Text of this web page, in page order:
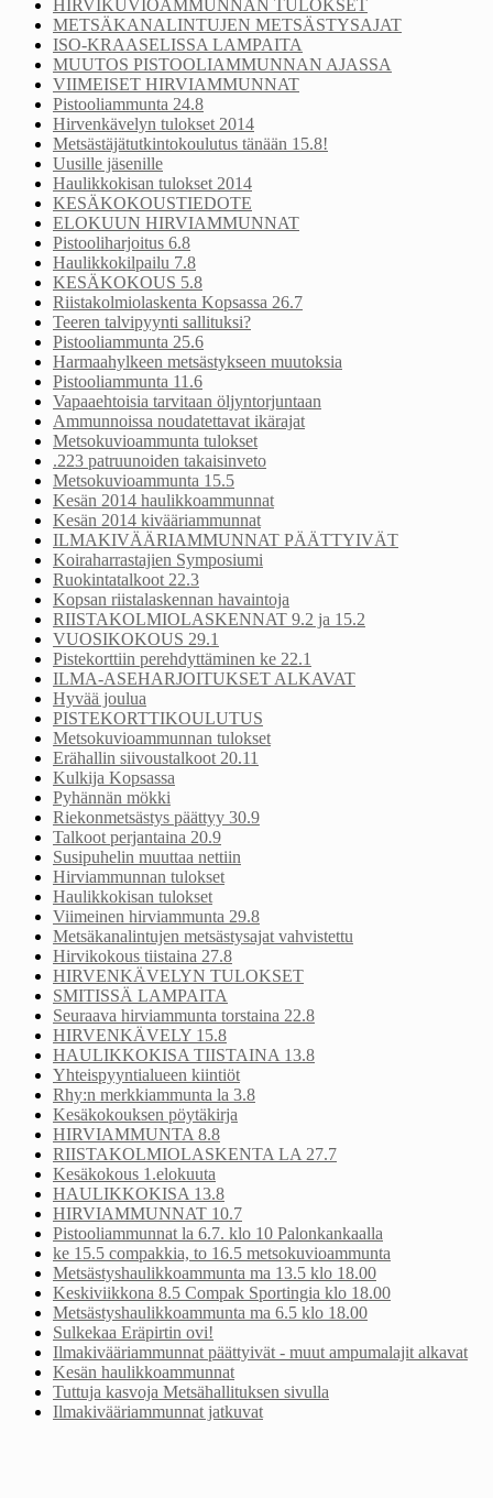
HIRVIKUVIOAMMUNNAN TULOKSET
METSÄKANALINTUJEN METSÄSTYSAJAT
ISO-KRAASELISSA LAMPAITA
MUUTOS PISTOOLIAMMUNNAN AJASSA
VIIMEISET HIRVIAMMUNNAT
Pistooliammunta 24.8
Hirvenkävelyn tulokset 2014
Metsästäjätutkintokoulutus tänään 15.8!
Uusille jäsenille
Haulikkokisan tulokset 2014
KESÄKOKOUSTIEDOTE
ELOKUUN HIRVIAMMUNNAT
Pistooliharjoitus 6.8
Haulikkokilpailu 7.8
KESÄKOKOUS 5.8
Riistakolmiolaskenta Kopsassa 26.7
Teeren talvipyynti sallituksi?
Pistooliammunta 25.6
Harmaahylkeen metsästykseen muutoksia
Pistooliammunta 11.6
Vapaaehtoisia tarvitaan öljyntorjuntaan
Ammunnoissa noudatettavat ikärajat
Metsokuvioammunta tulokset
.223 patruunoiden takaisinveto
Metsokuvioammunta 15.5
Kesän 2014 haulikkoammunnat
Kesän 2014 kivääriammunnat
ILMAKIVÄÄRIAMMUNNAT PÄÄTTYIVÄT
Koiraharrastajien Symposiumi
Ruokintatalkoot 22.3
Kopsan riistalaskennan havaintoja
RIISTAKOLMIOLASKENNAT 9.2 ja 15.2
VUOSIKOKOUS 29.1
Pistekorttiin perehdyttäminen ke 22.1
ILMA-ASEHARJOITUKSET ALKAVAT
Hyvää joulua
PISTEKORTTIKOULUTUS
Metsokuvioammunnan tulokset
Erähallin siivoustalkoot 20.11
Kulkija Kopsassa
Pyhännän mökki
Riekonmetsästys päättyy 30.9
Talkoot perjantaina 20.9
Susipuhelin muuttaa nettiin
Hirviammunnan tulokset
Haulikkokisan tulokset
Viimeinen hirviammunta 29.8
Metsäkanalintujen metsästysajat vahvistettu
Hirvikokous tiistaina 27.8
HIRVENKÄVELYN TULOKSET
SMITISSÄ LAMPAITA
Seuraava hirviammunta torstaina 22.8
HIRVENKÄVELY 15.8
HAULIKKOKISA TIISTAINA 13.8
Yhteispyyntialueen kiintiöt
Rhy:n merkkiammunta la 3.8
Kesäkokouksen pöytäkirja
HIRVIAMMUNTA 8.8
RIISTAKOLMIOLASKENTA LA 27.7
Kesäkokous 1.elokuuta
HAULIKKOKISA 13.8
HIRVIAMMUNNAT 10.7
Pistooliammunnat la 6.7. klo 10 Palonkankaalla
ke 15.5 compakkia, to 16.5 metsokuvioammunta
Metsästyshaulikkoammunta ma 13.5 klo 18.00
Keskiviikkona 8.5 Compak Sportingia klo 18.00
Metsästyshaulikkoammunta ma 6.5 klo 18.00
Sulkekaa Eräpirtin ovi!
Ilmakivääriammunnat päättyivät - muut ampumalajit alkavat
Kesän haulikkoammunnat
Tuttuja kasvoja Metsähallituksen sivulla
Ilmakivääriammunnat jatkuvat